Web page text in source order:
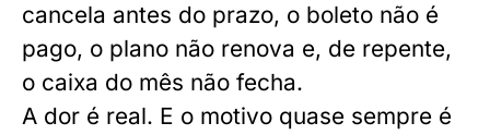
cancela antes do prazo, o boleto não é
pago, o plano não renova e, de repente,
o caixa do mês não fecha.
A dor é real. E o motivo quase sempre é